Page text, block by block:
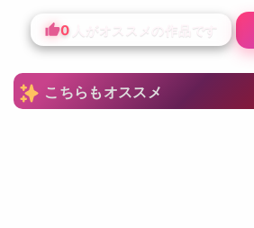
0 人がオススメの作品です
こちらもオススメ